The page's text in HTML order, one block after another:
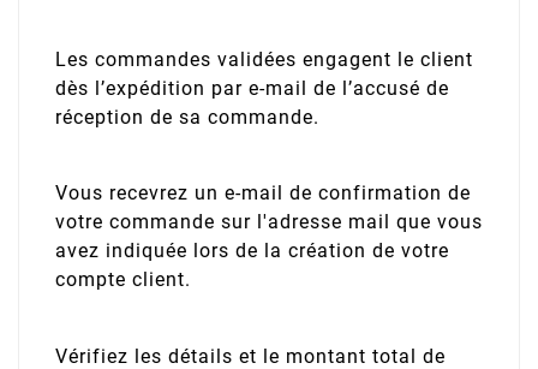
Les commandes validées engagent le client
dès l’expédition par e-mail de l’accusé de
réception de sa commande.
Vous recevrez un e-mail de confirmation de
votre commande sur l'adresse mail que vous
avez indiquée lors de la création de votre
compte client.
Vérifiez les détails et le montant total de